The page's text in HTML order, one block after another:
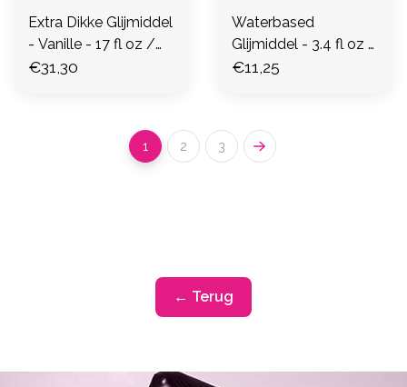
Extra Dikke Glijmiddel
- Vanille - 17 fl oz /
500 ml
€31,30
Waterbased
Glijmiddel - 3.4 fl oz /
100 ml
€11,25
1 2 3
← Terug